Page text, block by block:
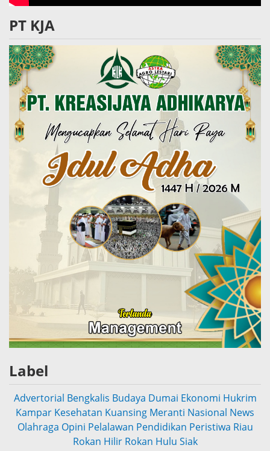
PT KJA
Label
Advertorial Bengkalis Budaya Dumai Ekonomi Hukrim
Kampar Kesehatan Kuansing Meranti Nasional News
Olahraga Opini Pelalawan Pendidikan Peristiwa Riau
Rokan Hilir Rokan Hulu Siak